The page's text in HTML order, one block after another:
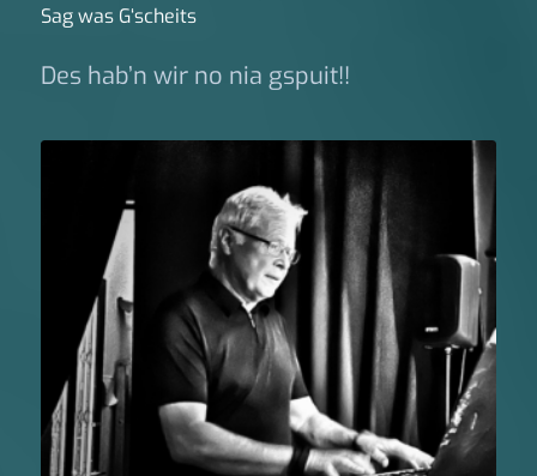
Sag was G‘scheits
Des hab’n wir no nia gspuit!!